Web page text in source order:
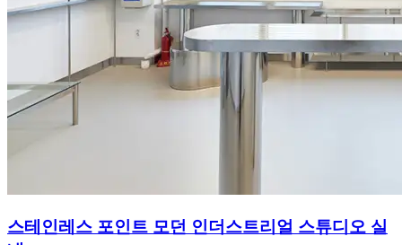
스테인레스 포인트 모던 인더스트리얼 스튜디오 실